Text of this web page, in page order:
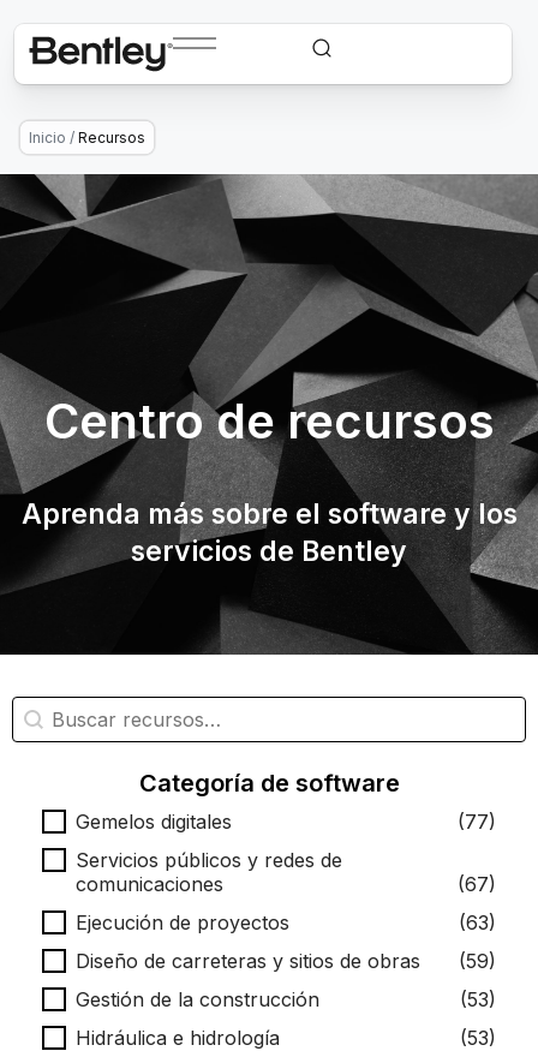
Inicio / Recursos
Centro de recursos
Aprenda más sobre el software y los
servicios de Bentley
Búsqueda de recursos
Buscar contenido
Categoría de software
Categoría de software
Gemelos digitales
(77)
Servicios públicos y redes de
comunicaciones
(67)
Ejecución de proyectos
(63)
Diseño de carreteras y sitios de obras
(59)
Gestión de la construcción
(53)
Hidráulica e hidrología
(53)